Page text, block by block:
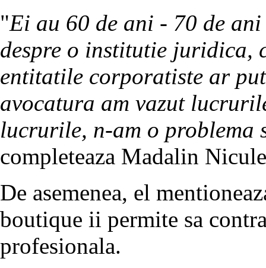
"Ei au 60 de ani - 70 de
despre o institutie juridica,
entitatile corporatiste ar
avocatura am vazut
lucrurile, n-am o problema
completeaza Madalin
De asemenea, el
boutique ii permite sa
profesionala.